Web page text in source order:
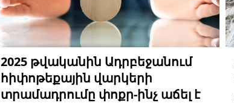
2025 թվականին Ադրբեջանում
հիփոթեքային վարկերի
տրամադրումը փոքր-ինչ աճել է